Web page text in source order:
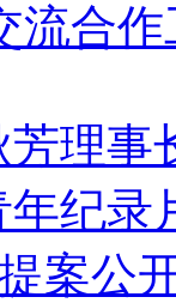
流合
芳理事
年纪录
案公